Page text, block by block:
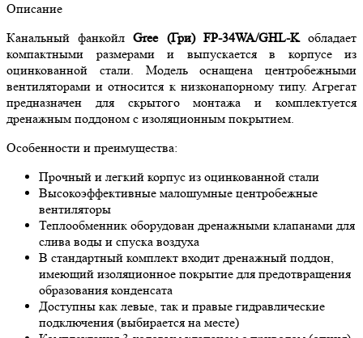
Описание
Канальный фанкойлGree (Гри) FP-34WA/GHL-Kобладает
компактными размерами и выпускается в корпусе из
оцинкованной стали. Модель оснащена центробежными
вентиляторами и относится к низконапорному типу. Агрегат
предназначен для скрытого монтажа и комплектуется
дренажным поддоном с изоляционным покрытием.
Особенности и преимущества:
Прочный и легкий корпус из оцинкованной стали
Высокоэффективные малошумные центробежные
вентиляторы
Теплообменник оборудован дренажными клапанами для
слива воды и спуска воздуха
В стандартный комплект входит дренажный поддон,
имеющий изоляционное покрытие для предотвращения
образования конденсата
Доступны как левые, так и правые гидравлические
подключения (выбирается на месте)